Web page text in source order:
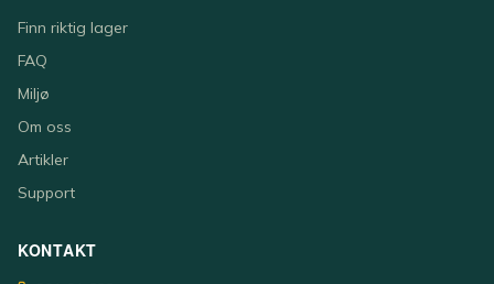
Finn riktig lager
FAQ
Miljø
Om oss
Artikler
Support
KONTAKT